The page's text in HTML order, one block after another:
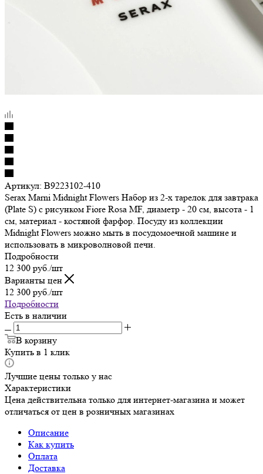
Артикул: B9223102-410
Serax Marni Midnight Flowers Набор из 2-х тарелок для завтрака
(Plate S) с рисунком Fiore Rosa MF, диаметр - 20 см, высота - 1
см, материал - костяной фарфор. Посуду из коллекции
Midnight Flowers можно мыть в посудомоечной машине и
использовать в микроволновой печи.
Подробности
12 300 руб. /шт
Варианты цен
12 300 руб. /шт
Подробности
Есть в наличии
В корзину
Купить в 1 клик
Лучшие цены только у нас
Характеристики
Цена действительна только для интернет-магазина и может
отличаться от цен в розничных магазинах
Описание
Как купить
Оплата
Доставка